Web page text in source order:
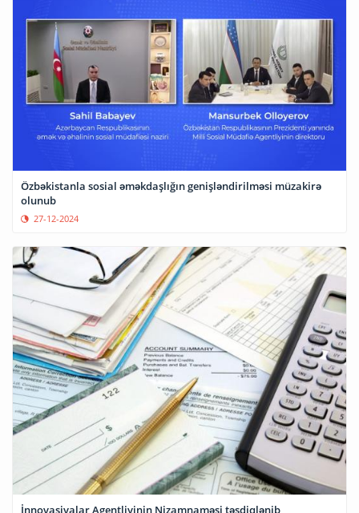
Özbəkistanla sosial əməkdaşlığın genişləndirilməsi müzakirə
olunub
27-12-2024
İnnovasiyalar Agentliyinin Nizamnaməsi təsdiqlənib